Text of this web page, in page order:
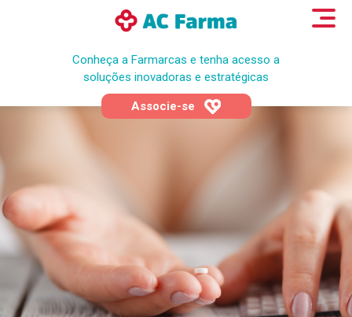
Conheça a Farmarcas e tenha acesso a
soluções inovadoras e estratégicas
Associe-se